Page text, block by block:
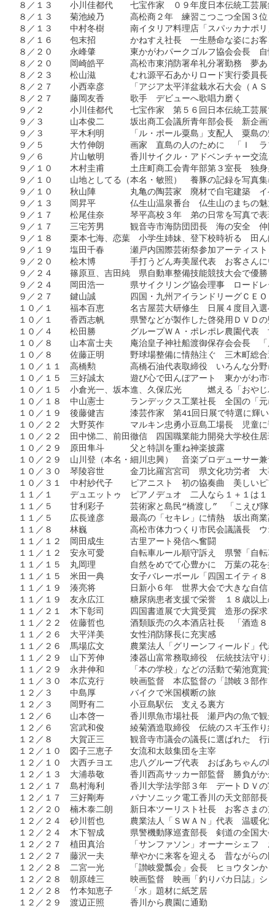
８／１３　　小川佳都代　　七宝作家　０９年度日本伝統工芸
８／１３　　菊池綾乃　　　高松商２年　練習こつこつ全国３位
８／１３　　中村冬樹　　　南イタリア料理店「スパッカナポリ
８／１６　　包末招　　　　かねすえ社長　一生懸命な姿にお客
８／２０　　永峰肇　　　　東かがわパークゴルフ協会会長　自
８／２０　　岡崎皓平　　　高松市東消防署牟礼分署勤務　夢あ
８／２３　　松山滋　　　　むれ源平石あかりロード実行委員長
８／２７　　小西幸彦　　　「アジア太平洋盆栽水石大会（Ａ
８／２７　　藤岡友香　　　歌手　デビューへ歌唱力磨く
９／２　　　小川佳都代　　七宝作家　第５６回日本伝統工芸展
９／３　　　山本俊二　　　坂出商工会議所青年部会長　新企画
９／３　　　平木利明　　　「ル・ポール粟島」支配人　粟島の
９／５　　　大竹伸朗　　　画家　直島の人のために　「Ｉ　ラ
９／６　　　片山敏明　　　香川サイクル・アドベンチャー交
９／１０　　木村圭甫　　　土庄町商工会青年部第３室長　独身
９／１０　　山地としてる（本名・敏照）　養豚の記録を写真集
９／１０　　秋山陣　　　　丸亀の陶芸家　廃材で自宅建築　イ
９／１３　　岡昇平　　　　仏生山温泉番台　仏生山のまちの魅
９／１７　　松尾佳奈　　　琴平高校３年　弟の日常を写真で表
９／１７　　三宅芳男　　　観音寺市海防団団長　海の安全　仲
９／１８　　栗本七海、恋葉　小学生姉妹、登下校時祈る　田
９／１９　　塩田千春　　　瀬戸内国際芸術祭参加アーティスト
９／２０　　桧木博　　　　手打うどん寿美屋代表　お客さんに
９／２４　　篠原亘、吉田純　県自動車整備技能競技大会で優勝
９／２４　　岡田浩一　　　県サイクリング協会理事　ロードレ
９／２７　　鍵山誠　　　　四国・九州アイランドリーグＣＥＯ
１０／１　　福本百恵　　　名古屋芸大研修生　日展４度目入選
１０／１　　香西志帆　　　県警などが製作した啓発用ＤＶＤの
１０／４　　松田勝　　　　グループＷＡ・ポレポレ農園代表　
１０／８　　山本富士夫　　庵治皇子神社船渡御保存会会長　「
１０／８　　佐藤正明　　　野球場整備に情熱注ぐ　三木町総合
１０／１１　高橋勲　　　　高橋石油代表取締役　いろんな分野
１０／１５　三好誠太　　　遊び心で田んぼアート　東かがわ市
１０／１５　小倉光一、坂本進、久保広光　　　燃える「おや
１０／１８　中山憲士　　　ランデックス工業社長　全国の「元
１０／１９　後藤健吉　　　漆芸作家　第41回日展で特選に輝い
１０／２２　大野英作　　　マルキン忠勇小豆島工場長　児童に
１０／２２　田中悌二、前田徹信　四国職業能力開発大学校住居
１０／２９　原田隼斗　　　父と特訓を重ね神楽披露
１０／２９　山川登（本名・細川忠興）　音楽プロデューサー
１０／３０　琴陵容世　　　金刀比羅宮宮司　県文化功労者　大
１０／３１　中村紗代子　　ピアニスト　初の協奏曲　美しいピ
１１／１　　デュエットゥ　ピアノデュオ　二人なら１＋１は１
１１／５　　甘利彩子　　　芸術家と島民“橋渡し”　「こえび
１１／５　　広長達彦　　　最高の「セキレ」に情熱　坂出商業
１１／８　　林巍　　　　　高松市体力つくり市民会議議長　ウ
１１／１２　岡田成生　　　古里アート発信へ奮闘
１１／１２　安永可愛　　　自転車ルール順守訴え　県警「自転
１１／１５　丸岡理　　　　自然をめでて心豊かに　万葉の花を
１１／１５　米田一典　　　女子バレーボール「四国エイティ８
１１／１９　湊亮将　　　　日新小６年　世界大会で大きな自
１１／１９　友永広江　　　糖尿病患者支援で栄誉　１８歳以上
１１／２１　木下彰司　　　四国書道展で大賞受賞　造形の探求
１１／２２　佐藤哲也　　　酒類販売の久本酒店社長　「酒造８
１１／２６　大平洋美　　　女性消防隊長に充実感
１１／２６　馬場広文　　　農業法人「グリーンフィールド」代
１１／２９　山下芳伸　　　漆器山富常務取締役　伝統技法守り
１１／２９　永井伸和　　　「本の学校」などの活動で菊池寛賞
１１／３０　本広克行　　　映画監督　本広監督の「讃岐３部
１２／３　　中島厚　　　　バイクで米国横断の旅
１２／３　　岡野有二　　　小豆島駅伝　支える裏方
１２／６　　山本啓一　　　香川県魚市場社長　瀬戸内の魚で観
１２／６　　宮武和俊　　　綾菊酒造取締役　伝統のスギ玉作り
１２／８　　大賀正三　　　観音寺市議会の議長に選ばれた　行
１２／１０　図子三恵子　　女流和太鼓集団を主宰
１２／１０　大西チヨエ　　忠八グループ代表　おばあちゃんの
１２／１３　大浦恭敬　　　香川西高サッカー部監督　勝負がか
１２／１７　島村海利　　　香川大学法学部３年　デートＤＶの
１２／１７　三好剛寿　　　パナソニック電工香川の天文部部長
１２／２０　楠木泰二朗　　新日本ツーリスト社長　お客さまの
１２／２４　砂川哲也　　　農業法人「ＳＷＡＮ」代表　温暖化
１２／２４　木下智成　　　県警機動隊巡査部長　剣道の全国大
１２／２７　植田真治　　　「サンファソン」オーナーシェフ　
１２／２７　藤沢一夫　　　華やかに来客を迎える　昔ながらの
１２／２８　二宮一光　　　「讃岐愛瓢会」会長　ヒョウタンか
１２／２８　朝原雄三　　　映画監督　映画「釣りバカ日誌」
１２／２８　竹本知恵子　　「水」題材に紙芝居
１２／２９　渡辺正照　　　香川から農園に通勤